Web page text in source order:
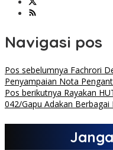
Navigasi pos
Pos sebelumnya Fachrori
Penyampaian Nota
Pos berikutnya Rayakan
042/Gapu Adakan Berbagai